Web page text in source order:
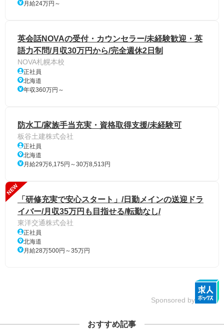
月給24万円～
英会話NOVAの受付・カウンセラー/未経験歓迎・英
語力不問/月収30万円から/完全週休2日制
NOVA札幌本校
正社員
北海道
年収360万円～
防水工/家族手当充実・資格取得支援/未経験可
板谷土建株式会社
正社員
北海道
月給29万6,175円～30万8,513円
NEW
「研修充実で安心スタート」/日勤メインの送迎ドラ
イバー/月収35万円も目指せる/転勤なし/
東洋交通株式会社
正社員
北海道
月給28万500円～35万円
Sponsored by
おすすめ記事